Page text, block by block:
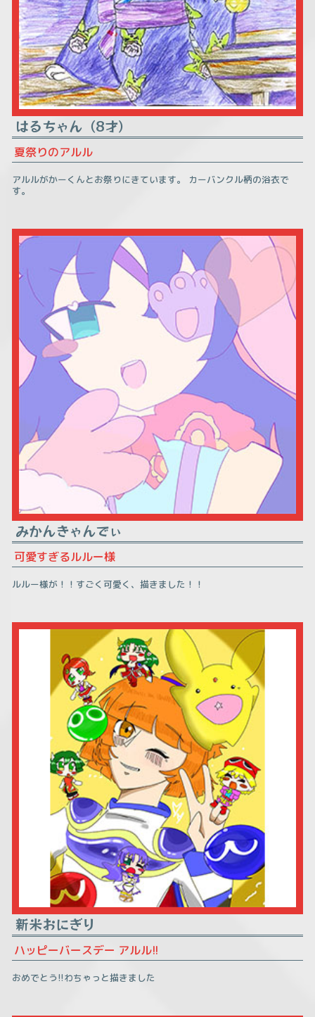
はるちゃん（8才）
夏祭りのアルル
アルルがかーくんとお祭りにきています。 カーバンクル柄の浴衣で
す。
みかんきゃんでぃ
可愛すぎるルルー様
ルルー様が！！すごく可愛く、描きました！！
新米おにぎり
ハッピーバースデー アルル!!
おめでとう!!わちゃっと描きました